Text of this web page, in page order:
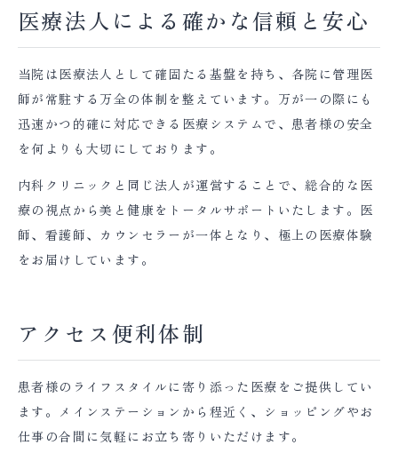
医療法人による確かな信頼と安心
当院は医療法人として確固たる基盤を持ち、各院に管理医
師が常駐する万全の体制を整えています。万が一の際にも
迅速かつ的確に対応できる医療システムで、患者様の安全
を何よりも大切にしております。
内科クリニックと同じ法人が運営することで、総合的な医
療の視点から美と健康をトータルサポートいたします。医
師、看護師、カウンセラーが一体となり、極上の医療体験
をお届けしています。
アクセス便利体制
患者様のライフスタイルに寄り添った医療をご提供してい
ます。メインステーションから程近く、ショッピングやお
仕事の合間に気軽にお立ち寄りいただけます。